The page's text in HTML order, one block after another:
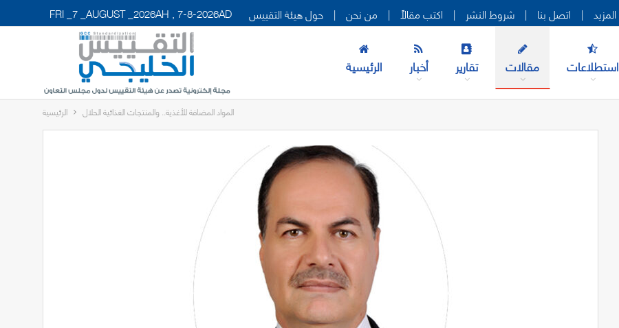
FRI _7 _AUGUST _2026AH , 7-8-2026AD حول هيئة التقييس | من نحن | اكتب مقالاً | شروط النشر | اتصل بنا |
الرئيسية أخبار تقارير مقالات استطلاعات
الرئيسية المواد المضافة للأغذية.. والمنتجات الغذائية الحلال